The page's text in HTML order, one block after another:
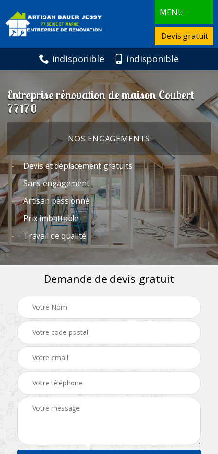
MENU
Devis gratuit
indisponible indisponible
Entreprise rénovation de maison Coubert
77170
NOS ENGAGEMENTS
Devis et déplacement gratuits
Sans engagement
Artisan passionné
Prix imbattable
Travail de qualité
Demande de devis gratuit